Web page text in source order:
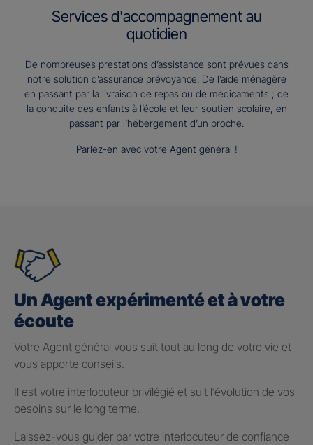
Services d'accompagnement au
quotidien
De nombreuses prestations d’assistance sont prévues dans
notre solution d’assurance prévoyance. De l’aide ménagère
en passant par la livraison de repas ou de médicaments ; de
la conduite des enfants à l’école et leur soutien scolaire, en
passant par l’hébergement d’un proche.
Parlez-en avec votre Agent général !
Un Agent expérimenté et à votre
écoute
Votre Agent général vous suit tout au long de votre vie et
vous apporte conseils.
Il est votre interlocuteur privilégié et suit l’évolution de vos
besoins sur le long terme.
Laissez-vous guider par votre interlocuteur de confiance